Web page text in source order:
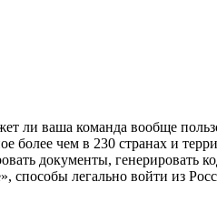
ли ваша команда вообще
более чем в 230 странах и
документы, генерировать
легально войти из